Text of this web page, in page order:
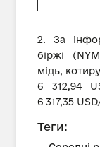
2. За
біржі
мідь,
6 312,94
6 317,35
Теги: